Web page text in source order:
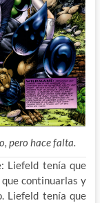
pero hace falta.
Liefeld tenía que
continuarlas y
Liefeld tenía que